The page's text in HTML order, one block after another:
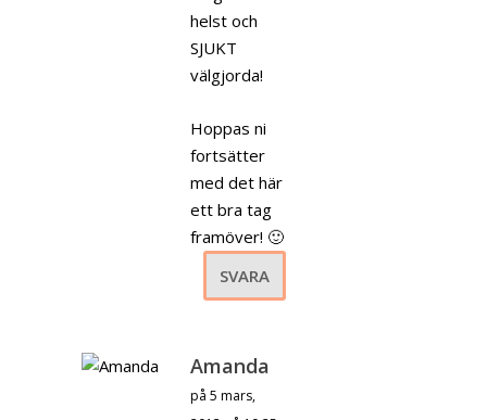
helst och
SJUKT
välgjorda!
Hoppas ni
fortsätter
med det här
ett bra tag
framöver! 🙂
SVARA
Amanda
på 5 mars,